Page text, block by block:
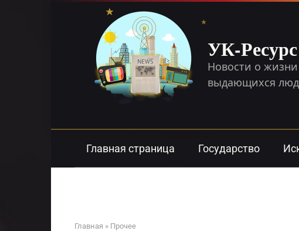
УК-Ресурс
Новости о
выдающихся
Главная страница Государство
Главная » Прочее